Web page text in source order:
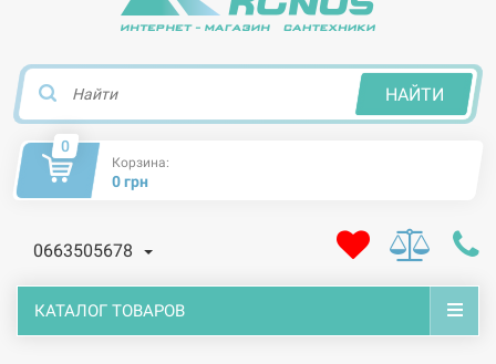
НАЙТИ
0
Корзина:
0 грн
0663505678
КАТАЛОГ ТОВАРОВ